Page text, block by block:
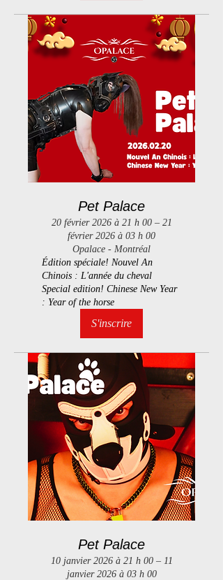
Pet Palace
20 février 2026 à 21 h 00 – 21
février 2026 à 03 h 00
Opalace - Montréal
Édition spéciale! Nouvel An
Chinois : L'année du cheval
Special edition! Chinese New Year
: Year of the horse
S'inscrire
Pet Palace
10 janvier 2026 à 21 h 00 – 11
janvier 2026 à 03 h 00